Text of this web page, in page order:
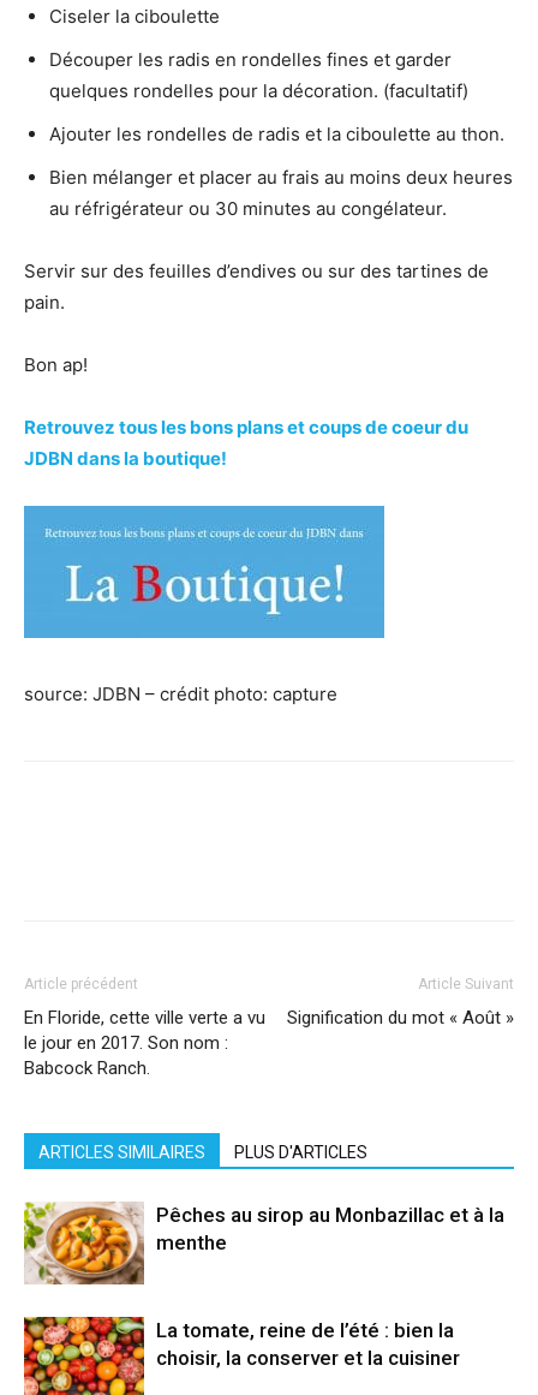
Ciseler la ciboulette
Découper les radis en rondelles fines et garder
quelques rondelles pour la décoration. (facultatif)
Ajouter les rondelles de radis et la ciboulette au thon.
Bien mélanger et placer au frais au moins deux heures
au réfrigérateur ou 30 minutes au congélateur.
Servir sur des feuilles d’endives ou sur des tartines de
pain.
Bon ap!
Retrouvez tous les bons plans et coups de coeur du
JDBN dans la boutique!
source: JDBN – crédit photo: capture
Article précédent
En Floride, cette ville verte a vu
le jour en 2017. Son nom :
Babcock Ranch.
Article Suivant
Signification du mot « Août »
ARTICLES SIMILAIRES PLUS D'ARTICLES
Pêches au sirop au Monbazillac et à la
menthe
La tomate, reine de l’été : bien la
choisir, la conserver et la cuisiner